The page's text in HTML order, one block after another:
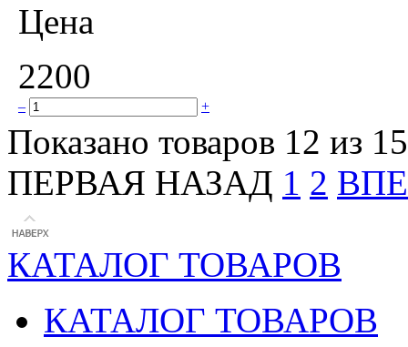
Цена
2200
– +
Показано товаров 12 из 15
ПЕРВАЯ НАЗАД 1 2
КАТАЛОГ ТОВАРОВ
КАТАЛОГ ТОВАРОВ